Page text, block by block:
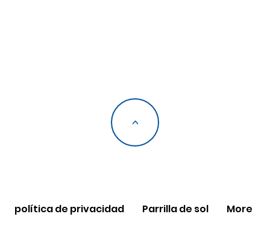
<
política de privacidad Parrilla de sol More